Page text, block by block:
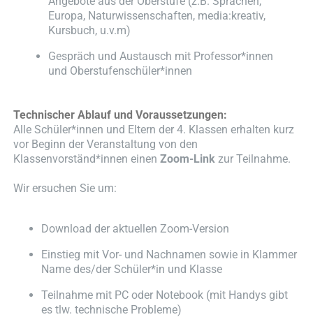
Europa, Naturwissenschaften, media:kreativ,
Kursbuch, u.v.m)
Gespräch und Austausch mit Professor*innen
und Oberstufenschüler*innen
Technischer Ablauf und Voraussetzungen:
Alle Schüler*innen und Eltern der 4. Klassen erhalten kurz
vor Beginn der Veranstaltung von den
Klassenvorständ*innen einen Zoom-Linkzur Teilnahme.
Wir ersuchen Sie um:
Download der aktuellen Zoom-Version
Einstieg mit Vor- und Nachnamen sowie in Klammer
Name des/der Schüler*in und Klasse
Teilnahme mit PC oder Notebook (mit Handys gibt
es tlw. technische Probleme)